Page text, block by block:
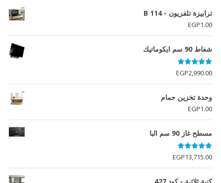
ترابيزة تلفزيون - B 114
EGP1.00
شفاط 90 سم ايكوماتيك
تم التقييم
5.00 من 5EGP2,990.00
وحدة تخزين حمام
EGP1.00
مسطح غاز 90 سم البا
تم التقييم
5.00من 5 EGP13,715.00